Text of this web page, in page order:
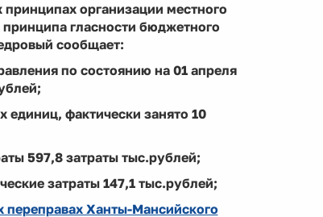
организации местного
гласности бюджетного
сообщает:
по состоянию на 01 апреля
фактически занято 10
597,8 затраты тыс.рублей;
затраты 147,1 тыс.рублей;
Ханты-Мансийского